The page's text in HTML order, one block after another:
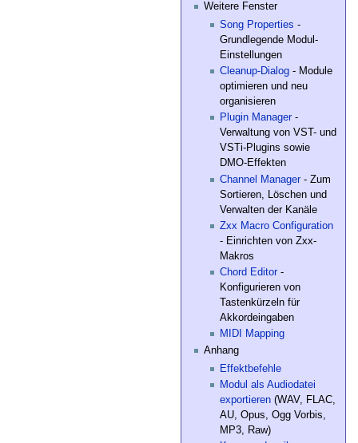
Weitere Fenster
Song Properties -
Grundlegende Modul-
Einstellungen
Cleanup-Dialog- Module
optimieren und neu
organisieren
Plugin Manager-
Verwaltung von VST- und
VSTi-Plugins sowie
DMO-Effekten
Channel Manager- Zum
Sortieren, Löschen und
Verwalten der Kanäle
Zxx Macro Configuration
- Einrichten von Zxx-
Makros
Chord Editor-
Konfigurieren von
Tastenkürzeln für
Akkordeingaben
MIDI Mapping
Anhang
Effektbefehle
Modul als Audiodatei
exportieren(WAV, FLAC,
AU, Opus, Ogg Vorbis,
MP3, Raw)